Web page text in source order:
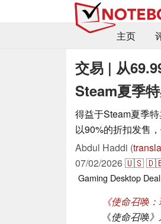
主页
交易 | 从
Steam夏季
得益于Steam夏季
以90%的折扣发售
Abdul Haddi (
07/02/2026🇺🇸
Gaming Desktop Deal
《使命召唤
《使命召唤